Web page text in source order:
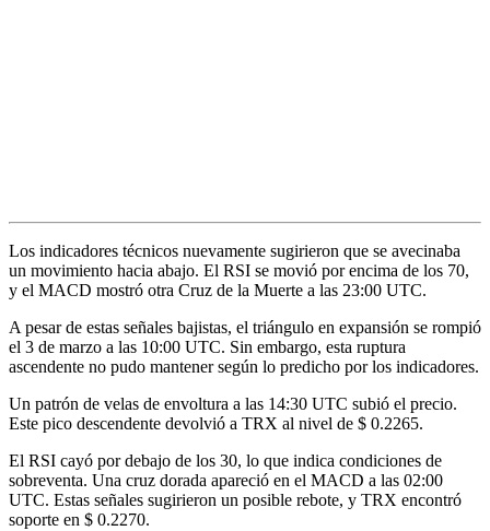
Los indicadores técnicos nuevamente sugirieron que se avecinaba
un movimiento hacia abajo. El RSI se movió por encima de los 70,
y el MACD mostró otra Cruz de la Muerte a las 23:00 UTC.
A pesar de estas señales bajistas, el triángulo en expansión se rompió
el 3 de marzo a las 10:00 UTC. Sin embargo, esta ruptura
ascendente no pudo mantener según lo predicho por los indicadores.
Un patrón de velas de envoltura a las 14:30 UTC subió el precio.
Este pico descendente devolvió a TRX al nivel de $ 0.2265.
El RSI cayó por debajo de los 30, lo que indica condiciones de
sobreventa. Una cruz dorada apareció en el MACD a las 02:00
UTC. Estas señales sugirieron un posible rebote, y TRX encontró
soporte en $ 0.2270.